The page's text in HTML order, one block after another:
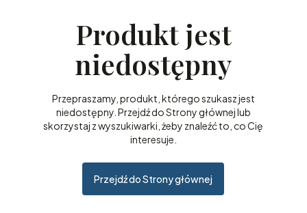
Produkt jest
niedostępny
Przepraszamy, produkt, którego szukasz jest
niedostępny. Przejdź do Strony głównej lub
skorzystaj z wyszukiwarki, żeby znaleźć to, co Cię
interesuje.
Przejdź do Strony głównej